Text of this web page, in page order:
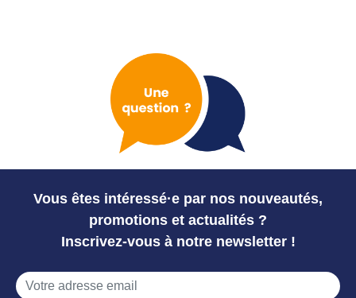
Vous êtes intéressé·e par nos nouveautés,
promotions et actualités ?
Inscrivez-vous à notre newsletter !